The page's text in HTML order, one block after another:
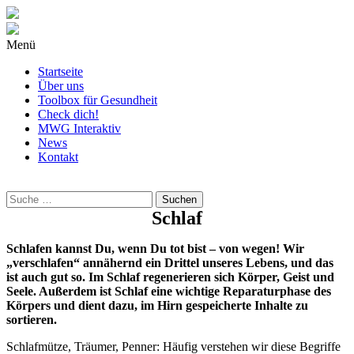
Menü
Startseite
Über uns
Toolbox für Gesundheit
Check dich!
MWG Interaktiv
News
Kontakt
suchst
Du?
Schlaf
Schlafen kannst Du, wenn Du tot bist – von wegen! Wir
„verschlafen“ annähernd ein Drittel unseres Lebens, und das
ist auch gut so. Im Schlaf regenerieren sich Körper, Geist und
Seele. Außerdem ist Schlaf eine wichtige Reparaturphase des
Körpers und dient dazu, im Hirn gespeicherte Inhalte zu
sortieren.
Schlafmütze, Träumer, Penner: Häufig verstehen wir diese Begriffe